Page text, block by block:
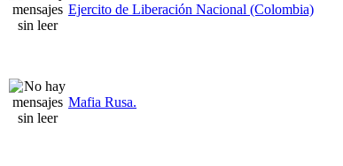
Ejercito de Liberación Nacional (Colombia)
Mafia Rusa.